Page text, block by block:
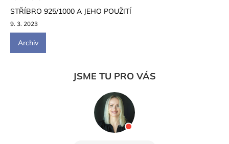
STŘÍBRO 925/1000 A JEHO POUŽITÍ
9. 3. 2023
Archiv
JSME TU PRO VÁS